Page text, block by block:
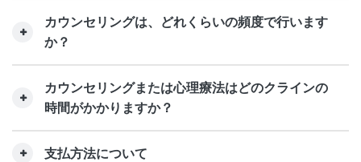
カウンセリングは、どれくらいの頻度で行います
か？
カウンセリングまたは心理療法はどのクラインの
時間がかかりますか？
支払方法について